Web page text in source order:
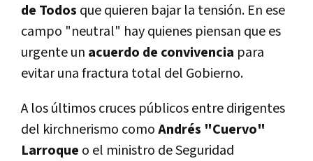
de Todos que quieren bajar la tensión. En ese
campo "neutral" hay quienes piensan que es
urgente un acuerdo de convivencia para
evitar una fractura total del Gobierno.
A los últimos cruces públicos entre dirigentes
del kirchnerismo comoAndrés "Cuervo"
Larroque o el ministro de Seguridad